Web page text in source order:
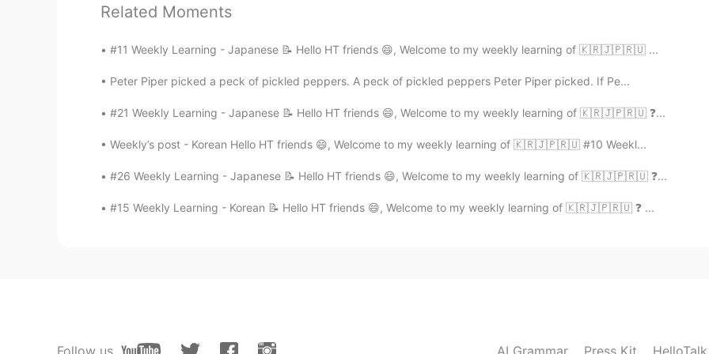
A: Во сколько она встаёт?
B: Она встаёт в 6 часов.
A: Как долго ты завтракаешь?
B: Я завтракаю 15 минут.
Related Moments
#11 Weekly Learning - Japanese 📝 Hello HT friends 😄, Welcome to my weekly learning of 🇰🇷🇯🇵🇷🇺 ...
Peter Piper picked a peck of pickled peppers. A peck of pickled peppers Peter Piper picked. If Pe...
#21 Weekly Learning - Japanese 📝 Hello HT friends 😄, Welcome to my weekly learning of 🇰🇷🇯🇵🇷🇺 ❓...
Weekly’s post - Korean Hello HT friends 😄, Welcome to my weekly learning of 🇰🇷🇯🇵🇷🇺 #10 Weekl...
#26 Weekly Learning - Japanese 📝 Hello HT friends 😄, Welcome to my weekly learning of 🇰🇷🇯🇵🇷🇺 ❓...
#15 Weekly Learning - Korean 📝 Hello HT friends 😄, Welcome to my weekly learning of 🇰🇷🇯🇵🇷🇺 ❓ ...
Follow us AI Grammar Press Kit